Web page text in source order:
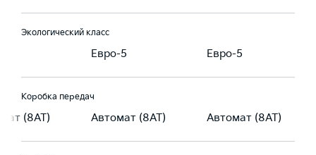
Экологический класс
Евро-5 Евро-5
Коробка передач
(8AT) Автомат (8AT) Автомат (8AT)